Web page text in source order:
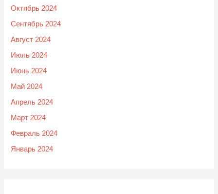
Октябрь 2024
Сентябрь 2024
Август 2024
Июль 2024
Июнь 2024
Май 2024
Апрель 2024
Март 2024
Февраль 2024
Январь 2024